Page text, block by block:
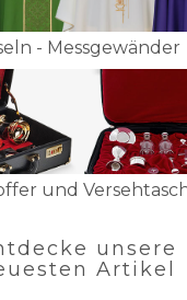
- Messgewänder
und
unsere
Artikel